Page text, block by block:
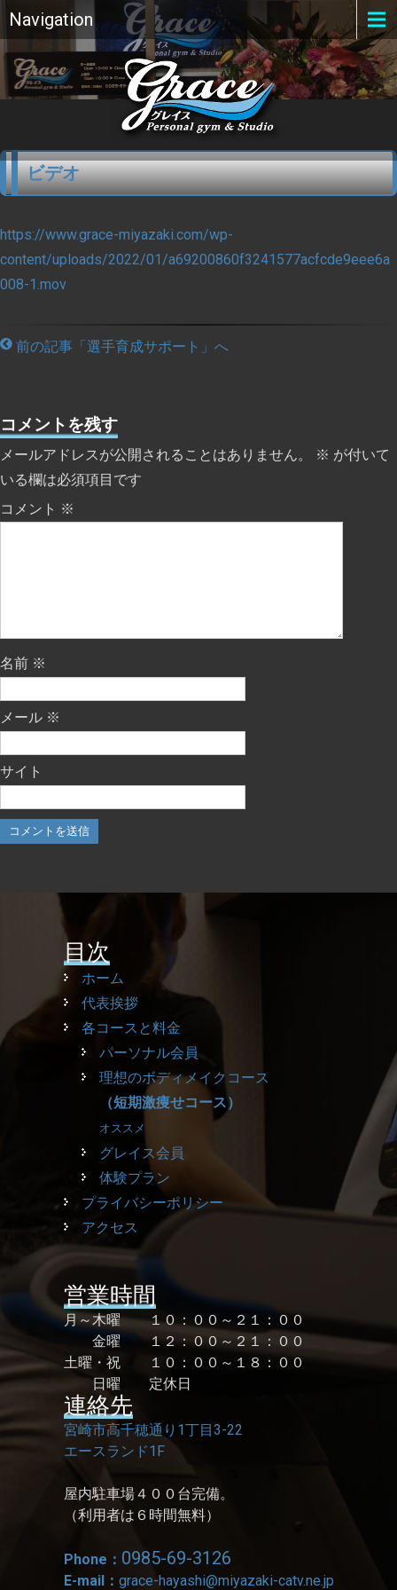
Navigation
ビデオ
https://www.grace-miyazaki.com/wp-
content/uploads/2022/01/a69200860f3241577acfcde9eee6a
008-1.mov
前の記事「選手育成サポート」へ
コメントを残す
メールアドレスが公開されることはありません。 ※ が付いて
いる欄は必須項目です
コメント ※
名前 ※
メール ※
サイト
目次
ホーム
代表挨拶
各コースと料金
パーソナル会員
理想のボディメイクコース
（短期激痩せコース）
オススメ
グレイス会員
体験プラン
プライバシーポリシー
アクセス
営業時間
月～木曜 １０：００～２１：００
金曜 １２：００～２１：００
土曜・祝 １０：００～１８：００
日曜 定休日
連絡先
宮崎市高千穂通り1丁目3-22
エースランド1F
屋内駐車場４００台完備。
（利用者は６時間無料）
Phone： 0985-69-3126
E-mail： grace-hayashi@miyazaki-catv.ne.jp